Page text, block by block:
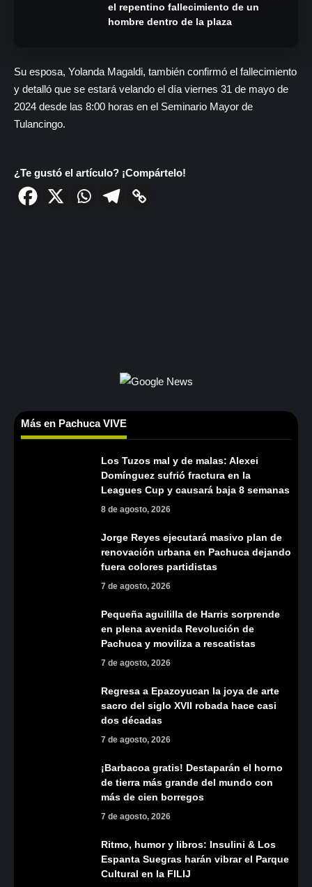
el repentino fallecimiento de un
hombre dentro de la plaza
Su esposa, Yolanda Magaldi, también confirmó el fallecimiento
y detalló que se estará velando el día viernes 31 de mayo de
2024 desde las 8:00 horas en el Seminario Mayor de
Tulancingo.
¿Te gustó el artículo? ¡Compártelo!
Más en Pachuca VIVE
Los Tuzos mal y de malas: Alexei
Domínguez sufrió fractura en la
Leagues Cup y causará baja 8 semanas
8 de agosto, 2026
Jorge Reyes ejecutará masivo plan de
renovación urbana en Pachuca dejando
fuera colores partidistas
7 de agosto, 2026
Pequeña aguililla de Harris sorprende
en plena avenida Revolución de
Pachuca y moviliza a rescatistas
7 de agosto, 2026
Regresa a Epazoyucan la joya de arte
sacro del siglo XVII robada hace casi
dos décadas
7 de agosto, 2026
¡Barbacoa gratis! Destaparán el horno
de tierra más grande del mundo con
más de cien borregos
7 de agosto, 2026
Ritmo, humor y libros: Insulini & Los
Espanta Suegras harán vibrar el Parque
Cultural en la FILIJ